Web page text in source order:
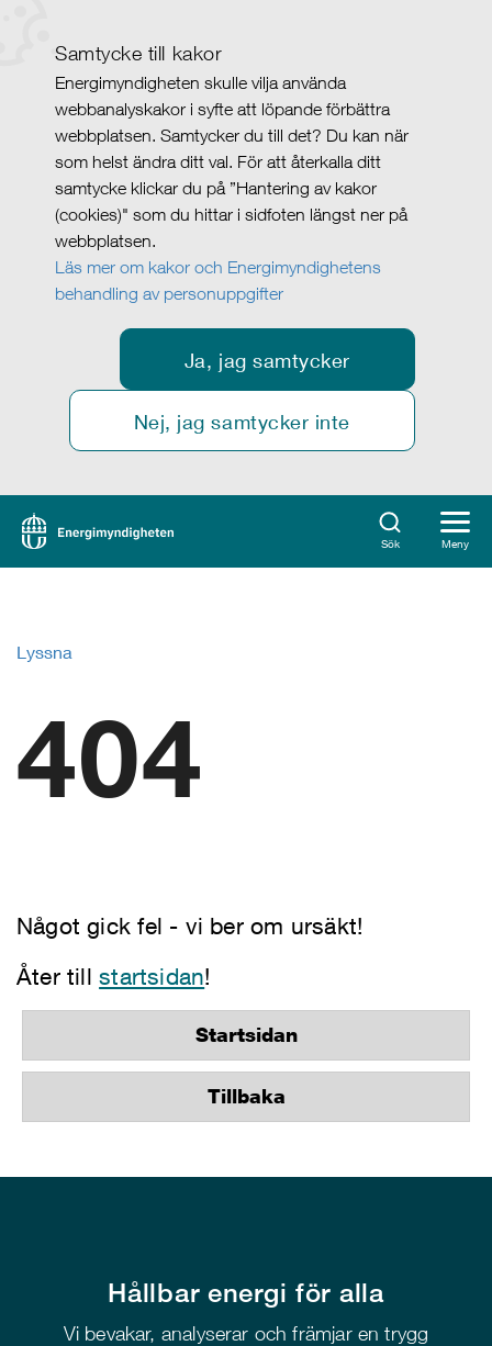
Samtycke till kakor
Energimyndigheten skulle vilja använda
webbanalyskakor i syfte att löpande förbättra
webbplatsen. Samtycker du till det? Du kan när
som helst ändra ditt val. För att återkalla ditt
samtycke klickar du på ”Hantering av kakor
(cookies)" som du hittar i sidfoten längst ner på
webbplatsen.
Läs mer om kakor och Energimyndighetens
behandling av personuppgifter
Ja, jag samtycker
Nej, jag samtycker inte
Sök Meny
Lyssna
404
Något gick fel - vi ber om ursäkt!
Åter tillstartsidan!
Startsidan
Tillbaka
Hållbar energi för alla
Vi bevakar, analyserar och främjar en trygg